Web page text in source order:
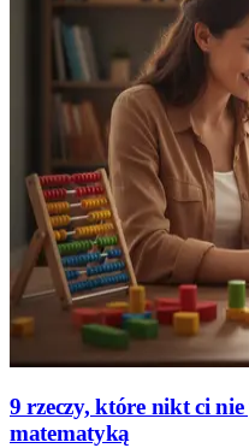
9 rzeczy, które nikt ci
matematyką